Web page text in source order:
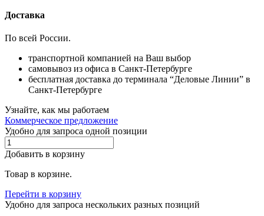
Доставка
По всей России.
транспортной компанией на Ваш выбор
самовывоз из офиса в Санкт-Петербурге
бесплатная доставка до терминала “Деловые Линии” в
Санкт-Петербурге
Узнайте, как мы работаем
Коммерческое предложение
Удобно для запроса одной позиции
Добавить в корзину
Товар в корзине.
Перейти в корзину
Удобно для запроса нескольких разных позиций